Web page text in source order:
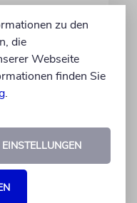
lässt – aber
zu den
die
Webseite
finden Sie
.
EINSTELLUNGEN